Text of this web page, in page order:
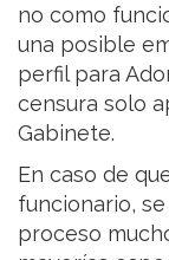
no como
una posible
perfil para
censura solo
Gabinete.
En caso de
funcionario,
proceso